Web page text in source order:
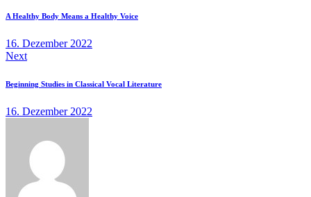
A Healthy Body Means a Healthy Voice
16. Dezember 2022
Next
Beginning Studies in Classical Vocal Literature
16. Dezember 2022